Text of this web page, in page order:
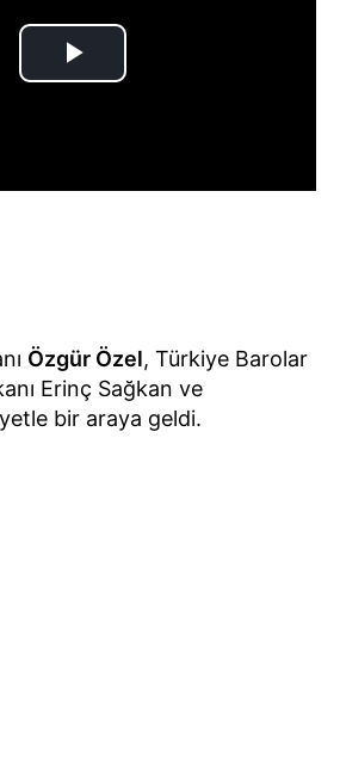
Özgür Özel, Türkiye Barolar
Erinç Sağkan ve
bir araya geldi.